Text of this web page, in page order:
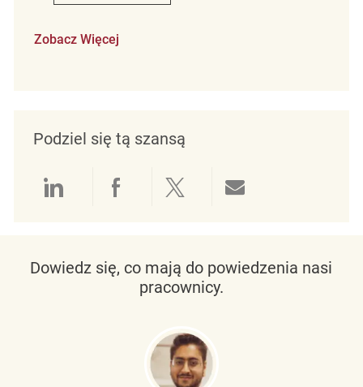
Zobacz Więcej
Podziel się tą szansą
Udostępnianie przez LinkedIn
Udostępnianie przez
Udostępnij przez
Dowiedz się, co mają do powiedzenia nasi
pracownicy.